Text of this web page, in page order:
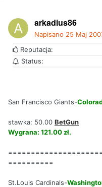
arkadius86
Napisano 25 Maj
Reputacja:
Status:
San Francisco Giants-
stawka: 50.00 BetGun
Wygrana: 121.00 zł.
==========
St.Louis Cardinals-